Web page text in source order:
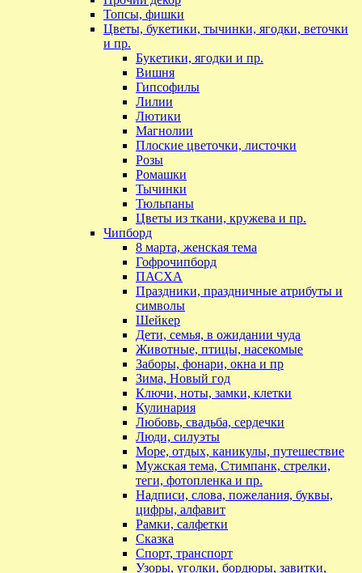
Топсы, фишки
Цветы, букетики, тычинки, ягодки, веточки
и пр.
Букетики, ягодки и пр.
Вишня
Гипсофилы
Лилии
Лютики
Магнолии
Плоские цветочки, листочки
Розы
Ромашки
Тычинки
Тюльпаны
Цветы из ткани, кружева и пр.
Чипборд
8 марта, женская тема
Гофрочипборд
ПАСХА
Праздники, праздничные атрибуты и
символы
Шейкер
Дети, семья, в ожидании чуда
Животные, птицы, насекомые
Заборы, фонари, окна и пр
Зима, Новый год
Ключи, ноты, замки, клетки
Кулинария
Любовь, свадьба, сердечки
Люди, силуэты
Море, отдых, каникулы, путешествие
Мужская тема, Стимпанк, стрелки,
теги, фотопленка и пр.
Надписи, слова, пожелания, буквы,
цифры, алфавит
Рамки, салфетки
Сказка
Спорт, транспорт
Узоры, уголки, бордюры, завитки,